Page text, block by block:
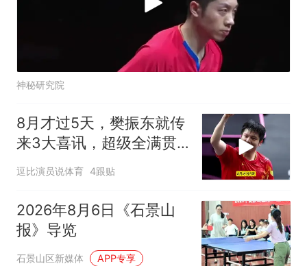
神秘研究院
8月才过5天，樊振东就传
来3大喜讯，超级全满贯
的含金量还在上升
逗比演员说体育 4跟贴
2026年8月6日《石景山
报》导览
石景山区新媒体 APP专享